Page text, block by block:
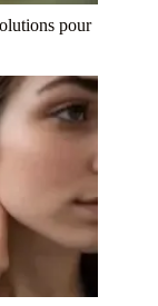
pour